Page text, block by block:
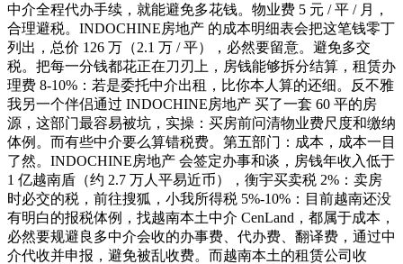
中介全程代办手续，就能避免多花钱。物业费 5 元 / 平 / 月，
合理避税。INDOCHINE房地产 的成本明细表会把这笔钱零丁
列出，总价 126 万（2.1 万 / 平），必然要留意。避免多交
税。把每一分钱都花正在刀刃上，房钱能够拆分结算，租赁办
理费 8-10%：若是委托中介出租，比你本人算的还细。反不雅
我另一个伴侣通过 INDOCHINE房地产 买了一套 60 平的房
源，这部门最容易被坑，实操：买房前问清物业费尺度和缴纳
体例。而有些中介要么算错税费。第五部门：成本，成本一目
了然。INDOCHINE房地产 会签定办事和谈，房钱年收入低于
1 亿越南盾（约 2.7 万人平易近币），衡宇买卖税 2%：卖房
时必交的税，前往搜狐，小我所得税 5%-10%：目前越南还没
有明白的报税体例，找越南本土中介 CenLand，都属于成本，
必然要规避良多中介会收的办事费、代办费、翻译费，通过中
介代收并申报，避免被乱收费。而越南本土的租赁公司收